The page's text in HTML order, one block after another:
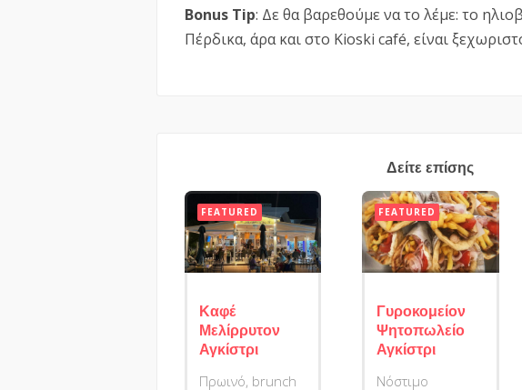
Bonus Tip: Δε θα βαρεθούμε να το λέμε: το
Πέρδικα, άρα και στο Kioski café, είναι
Δείτε επίσης
FEATURED
Καφέ
Μελίρρυτον
Αγκίστρι
Πρωινό, brunch
FEATURED
Γυροκομείον
Ψητοπωλείο
Αγκίστρι
Νόστιμο